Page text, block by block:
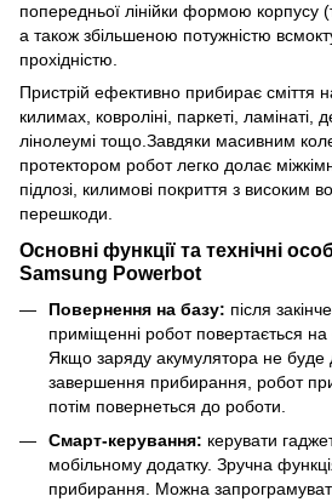
попередньої лінійки формою корпусу
а також збільшеною потужністю
прохідністю.
Пристрій ефективно прибирає сміття
килимах, ковроліні, паркеті, ламінаті,
лінолеумі тощо.Завдяки масивним
протектором робот легко долає
підлозі, килимові покриття з високим
перешкоди.
Основні функції та технічні
Samsung Powerbot
Повернення на базу: після
приміщенні робот повертається на
Якщо заряду акумулятора не буде
завершення прибирання, робот
потім повернеться до роботи.
Смарт-керування: керувати
мобільному додатку. Зручна
прибирання. Можна